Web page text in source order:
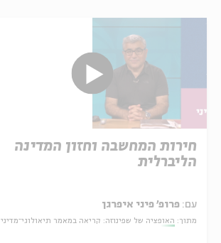
חירות המחשבה וחזון המדינה
הליברלית
עם: פרופ' פיני איפרגן
מתוך: האופציה של שפינוזה: קריאה במאמר תיאולוגי־מדיני